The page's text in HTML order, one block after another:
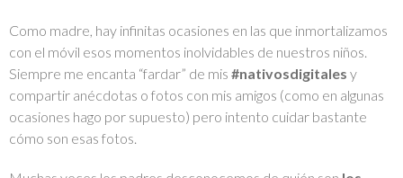
Como madre, hay infinitas ocasiones en las que inmortalizamos
con el móvil esos momentos inolvidables de nuestros niños.
Siempre me encanta “fardar” de mis #nativosdigitales y
compartir anécdotas o fotos con mis amigos (como en algunas
ocasiones hago por supuesto) pero intento cuidar bastante
cómo son esas fotos.